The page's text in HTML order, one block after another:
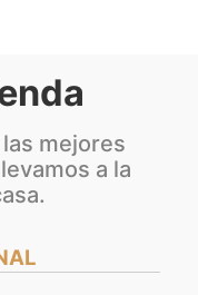
mejores
a la